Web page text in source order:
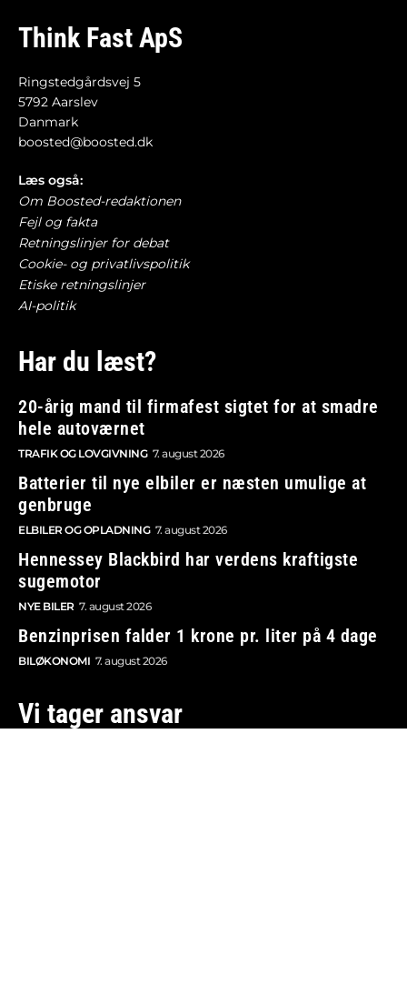
Think Fast ApS
Ringstedgårdsvej 5
5792 Aarslev
Danmark
boosted@boosted.dk
Læs også:
Om Boosted-redaktionen
Fejl og fakta
Retningslinjer for debat
Cookie- og privatlivspolitik
Etiske retningslinjer
AI-politik
Har du læst?
20-årig mand til firmafest sigtet for at smadre
hele autoværnet
TRAFIK OG LOVGIVNING 7. august 2026
Batterier til nye elbiler er næsten umulige at
genbruge
ELBILER OG OPLADNING 7. august 2026
Hennessey Blackbird har verdens kraftigste
sugemotor
NYE BILER 7. august 2026
Benzinprisen falder 1 krone pr. liter på 4 dage
BILØKONOMI 7. august 2026
Vi tager ansvar